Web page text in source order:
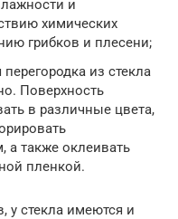
и
химических
грибков и плесени;
из стекла
Поверхность
в различные цвета,
а также оклеивать
пленкой.
стекла имеются и